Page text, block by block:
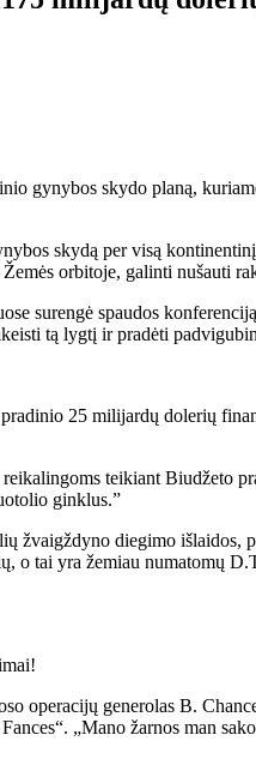
gynybos skydo planą,
skydą per visą
orbitoje, galinti nušauti
surengė spaudos
tą lygtį ir pradėti
25 milijardų dolerių
teikiant Biudžeto
ginklus.”
žvaigždyno diegimo
tai yra žemiau numatomų
operacijų generolas B.
„Mano žarnos man